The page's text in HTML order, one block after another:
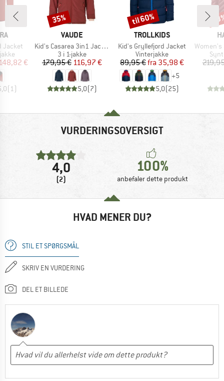
Jacket
pris
€
(1)
MÆRKE
VAUDE
Artikel
Kid's Casarea 3in1 Jacket II
Produktgruppe
3 i 1-jakke
Pris
179,95 €Nedsat pris
116,97 €
5,0(7)
Rabat
35%
MÆRKE
TROLLKIDS
Artikel
Kid's Gryllefjord Jacket
Produktgruppe
Vinterjakke
Pris
89,95 € Nedsat pris
fra 35,98 €
+5
5,0(25)
Rabat
til 60%
Artikel
Women's
VURDERINGSOVERSIGT
4,0
(2)
100%
anbefaler dette produkt
HVAD MENER DU?
STIL ET SPØRGSMÅL
SKRIV EN VURDERING
DEL ET BILLEDE